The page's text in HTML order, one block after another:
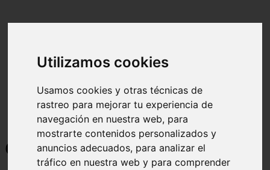
Utilizamos cookies
Usamos cookies y otras técnicas de
rastreo para mejorar tu experiencia de
navegación en nuestra web, para
mostrarte contenidos personalizados y
anuncios adecuados, para analizar el
tráfico en nuestra web y para comprender
Curiosidades y Sabias que